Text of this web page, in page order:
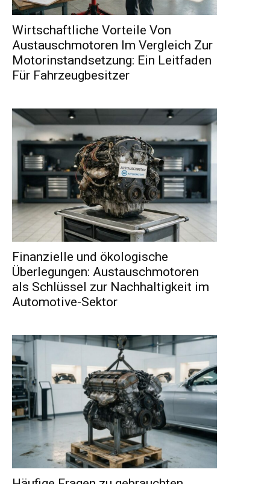
Wirtschaftliche Vorteile Von
Austauschmotoren Im Vergleich Zur
Motorinstandsetzung: Ein Leitfaden
Für Fahrzeugbesitzer
Finanzielle und ökologische
Überlegungen: Austauschmotoren
als Schlüssel zur Nachhaltigkeit im
Automotive-Sektor